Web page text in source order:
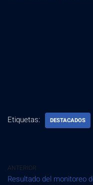
Etiquetas: DESTACADOS
ANTERIOR
Resultado del monitoreo